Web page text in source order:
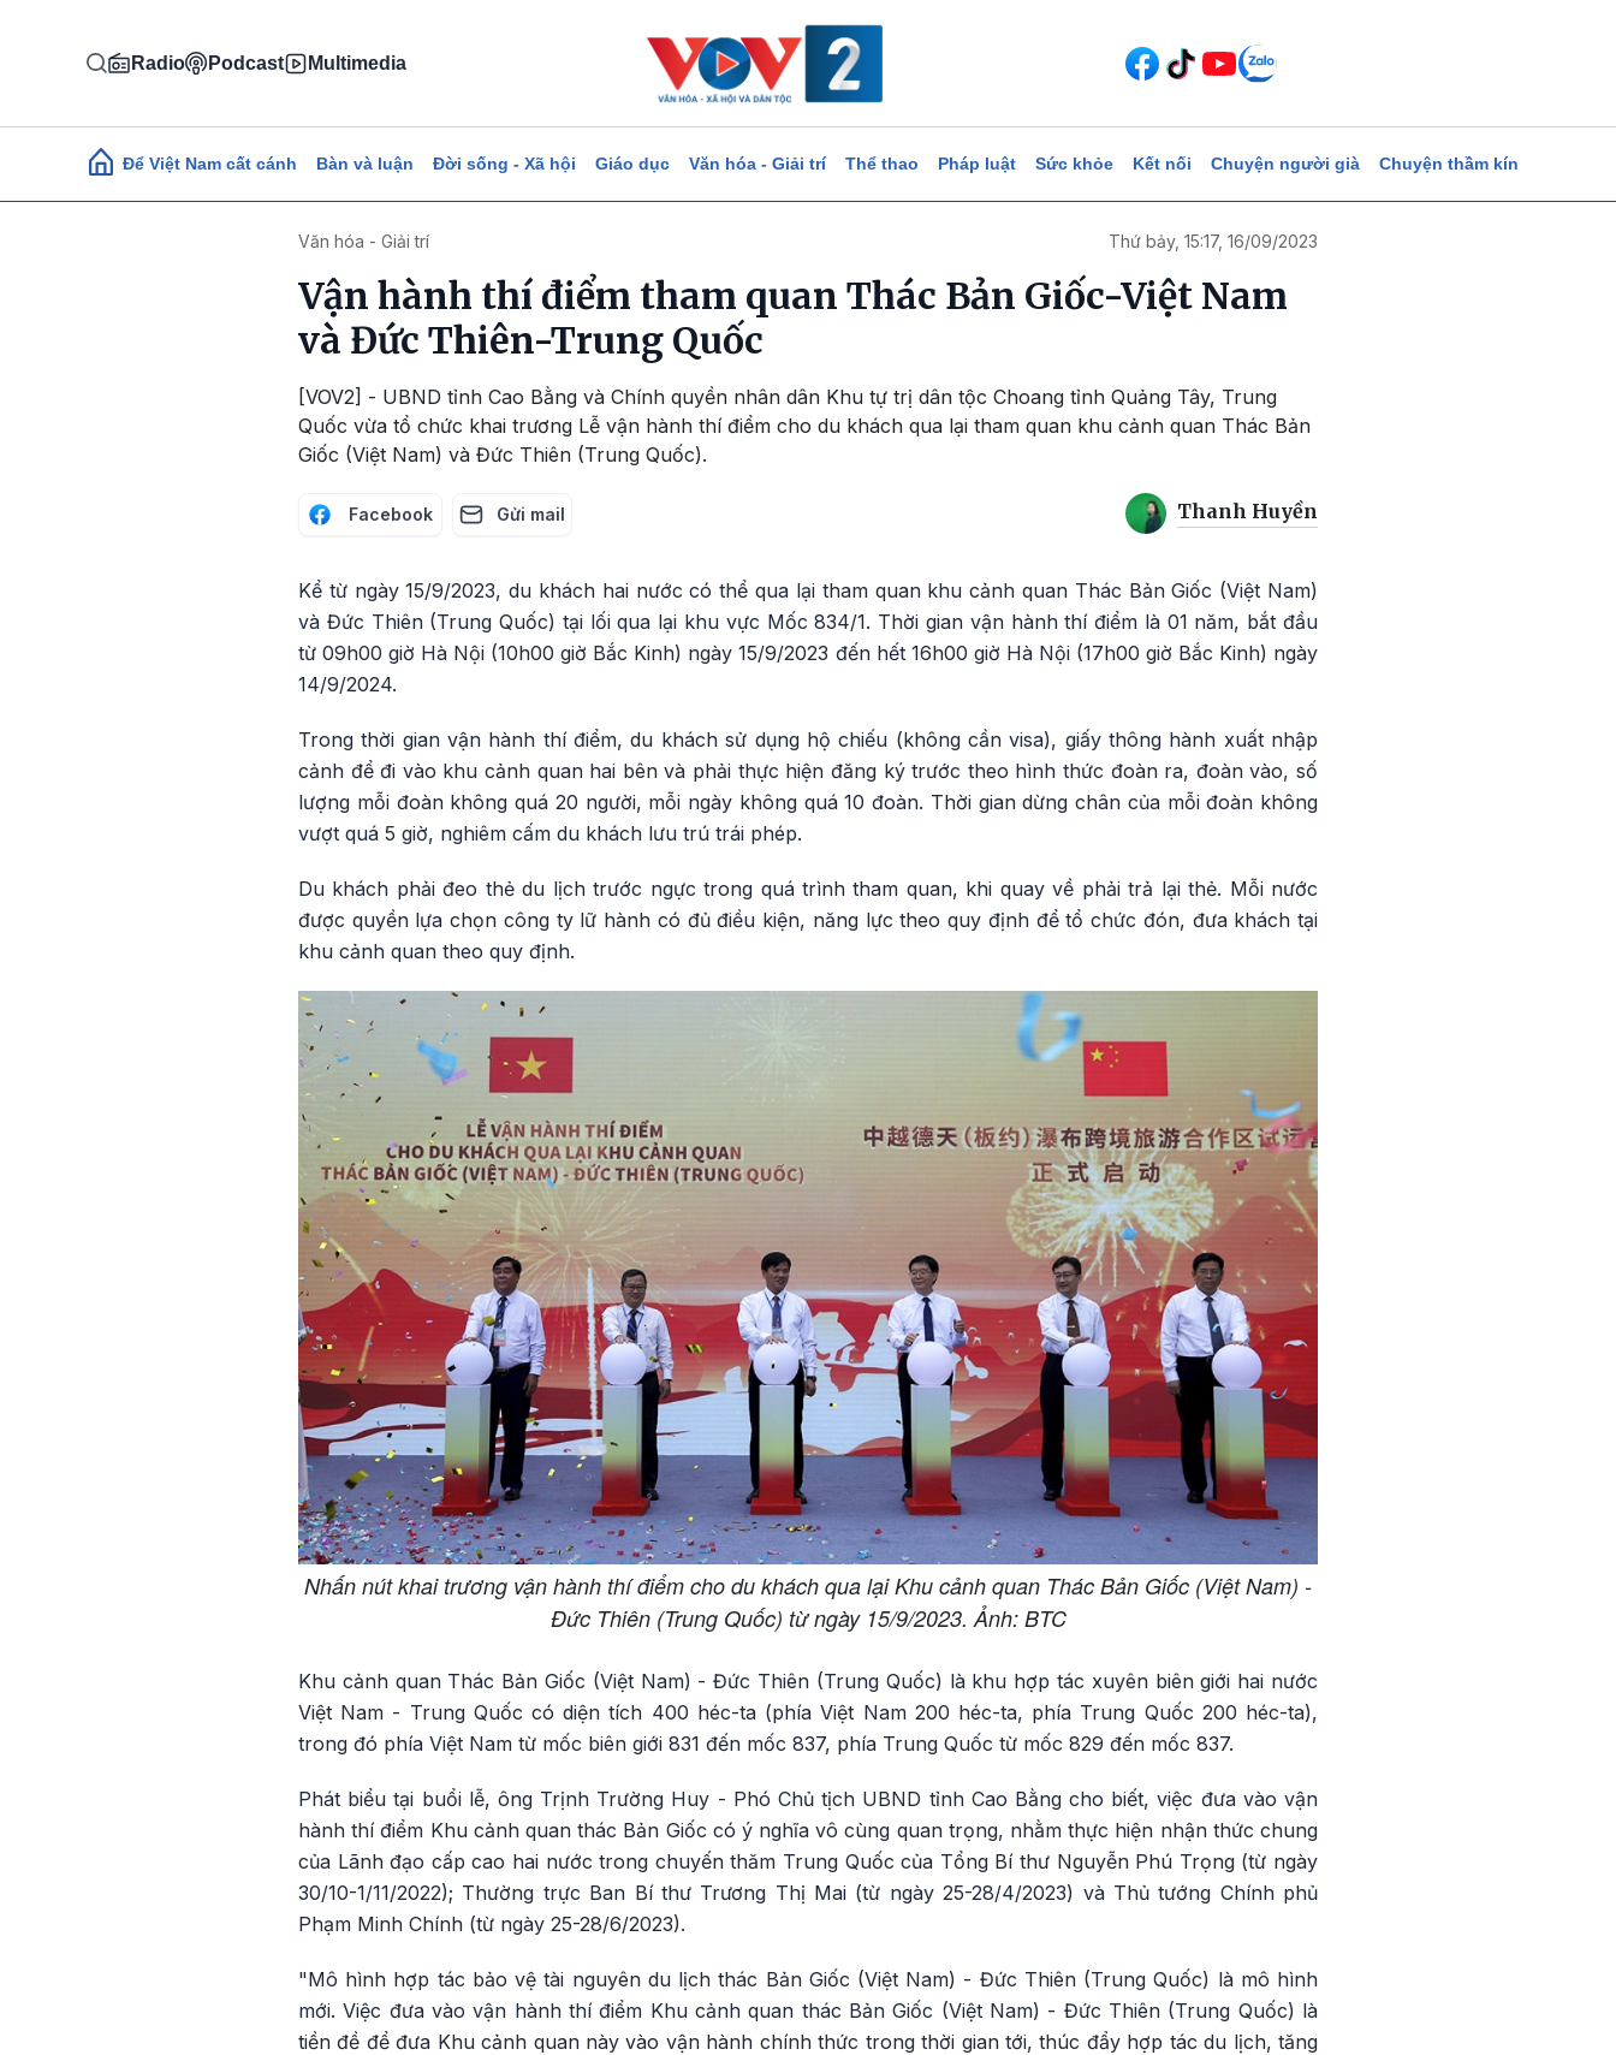
Radio Podcast Multimedia
Main navigation
Để Việt Nam cất cánh Bàn và luận Đời sống - Xã hội Giáo dục Văn hóa - Giải trí Thể thao Pháp luật Sức khỏe Kết nối Chuyện người già Chuyện thầm kín
Văn hóa - Giải trí Thứ bảy, 15:17, 16/09/2023
Vận hành thí điểm tham quan Thác Bản Giốc-Việt Nam
và Đức Thiên-Trung Quốc
[VOV2] - UBND tỉnh Cao Bằng và Chính quyền nhân dân Khu tự trị dân tộc Choang tỉnh Quảng Tây, Trung
Quốc vừa tổ chức khai trương Lễ vận hành thí điểm cho du khách qua lại tham quan khu cảnh quan Thác Bản
Giốc (Việt Nam) và Đức Thiên (Trung Quốc).
Facebook Gửi mail Thanh Huyền
Kể từ ngày 15/9/2023, du khách hai nước có thể qua lại tham quan khu cảnh quan Thác Bản Giốc (Việt Nam)
và Đức Thiên (Trung Quốc) tại lối qua lại khu vực Mốc 834/1. Thời gian vận hành thí điểm là 01 năm, bắt đầu
từ 09h00 giờ Hà Nội (10h00 giờ Bắc Kinh) ngày 15/9/2023 đến hết 16h00 giờ Hà Nội (17h00 giờ Bắc Kinh) ngày
14/9/2024.
Trong thời gian vận hành thí điểm, du khách sử dụng hộ chiếu (không cần visa), giấy thông hành xuất nhập
cảnh để đi vào khu cảnh quan hai bên và phải thực hiện đăng ký trước theo hình thức đoàn ra, đoàn vào, số
lượng mỗi đoàn không quá 20 người, mỗi ngày không quá 10 đoàn. Thời gian dừng chân của mỗi đoàn không
vượt quá 5 giờ, nghiêm cấm du khách lưu trú trái phép.
Du khách phải đeo thẻ du lịch trước ngực trong quá trình tham quan, khi quay về phải trả lại thẻ. Mỗi nước
được quyền lựa chọn công ty lữ hành có đủ điều kiện, năng lực theo quy định để tổ chức đón, đưa khách tại
khu cảnh quan theo quy định.
Nhấn nút khai trương vận hành thí điểm cho du khách qua lại Khu cảnh quan Thác Bản Giốc (Việt Nam) -
Đức Thiên (Trung Quốc) từ ngày 15/9/2023. Ảnh: BTC
Khu cảnh quan Thác Bản Giốc (Việt Nam) - Đức Thiên (Trung Quốc) là khu hợp tác xuyên biên giới hai nước
Việt Nam - Trung Quốc có diện tích 400 héc-ta (phía Việt Nam 200 héc-ta, phía Trung Quốc 200 héc-ta),
trong đó phía Việt Nam từ mốc biên giới 831 đến mốc 837, phía Trung Quốc từ mốc 829 đến mốc 837.
Phát biểu tại buổi lễ, ông Trịnh Trường Huy - Phó Chủ tịch UBND tỉnh Cao Bằng cho biết, việc đưa vào vận
hành thí điểm Khu cảnh quan thác Bản Giốc có ý nghĩa vô cùng quan trọng, nhằm thực hiện nhận thức chung
của Lãnh đạo cấp cao hai nước trong chuyến thăm Trung Quốc của Tổng Bí thư Nguyễn Phú Trọng (từ ngày
30/10-1/11/2022); Thường trực Ban Bí thư Trương Thị Mai (từ ngày 25-28/4/2023) và Thủ tướng Chính phủ
Phạm Minh Chính (từ ngày 25-28/6/2023).
"Mô hình hợp tác bảo vệ tài nguyên du lịch thác Bản Giốc (Việt Nam) - Đức Thiên (Trung Quốc) là mô hình
mới. Việc đưa vào vận hành thí điểm Khu cảnh quan thác Bản Giốc (Việt Nam) - Đức Thiên (Trung Quốc) là
tiền đề để đưa Khu cảnh quan này vào vận hành chính thức trong thời gian tới, thúc đẩy hợp tác du lịch, tăng